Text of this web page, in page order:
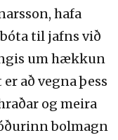
hafa
til jafns við
um hækkun
að vegna þess
og meira
bolmagn